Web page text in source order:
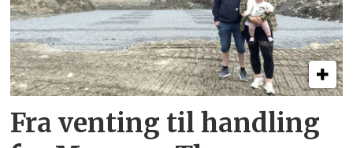
Fra venting til handling